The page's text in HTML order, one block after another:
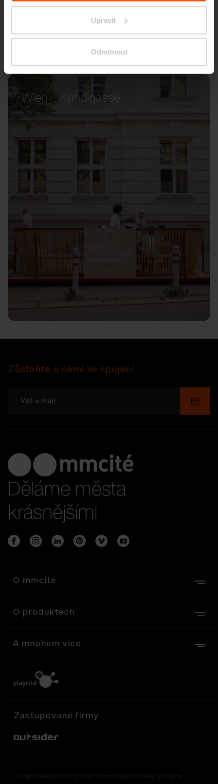
Upravit
Odmítnout
Wien – Kandlgasse
Zůstaňte s námi ve spojení
Děláme města
krásnějšími
O mmcité
O produktech
A mnohem více
Zastupované firmy
Out-Sider